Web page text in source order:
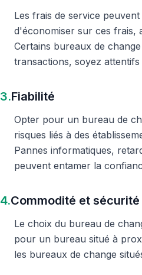
Les frais de service
d'économiser sur ces frais,
Certains bureaux de
transactions, soyez attentifs
3.Fiabilité
Opter pour un bureau de
risques liés à des
Pannes informatiques,
peuvent entamer la
4.Commodité et sécurité
Le choix du bureau de
pour un bureau situé à
les bureaux de change